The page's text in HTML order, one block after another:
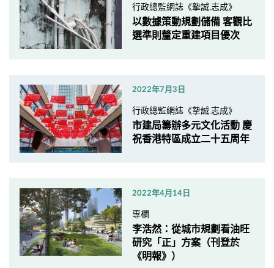
行政總監網誌《摯誠.志成》
以數據策動規劃儲備 客觀比
選準則釐定重建項目優次
2022年7月3日
行政總監網誌《摯誠.志成》
市建局籌辦多元文化活動 慶
祝香港特區成立二十五周年
2022年4月14日
專欄
李浩然：從城市規劃看油旺
研究「正」方案（刊登於
《明報》）